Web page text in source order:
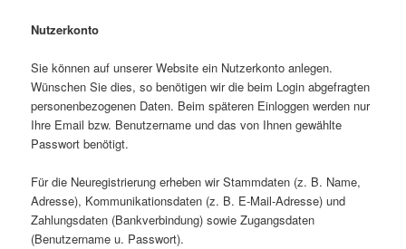
Nutzerkonto
Sie können auf unserer Website ein Nutzerkonto anlegen.
Wünschen Sie dies, so benötigen wir die beim Login abgefragten
personenbezogenen Daten. Beim späteren Einloggen werden nur
Ihre Email bzw. Benutzername und das von Ihnen gewählte
Passwort benötigt.
Für die Neuregistrierung erheben wir Stammdaten (z. B. Name,
Adresse), Kommunikationsdaten (z. B. E-Mail-Adresse) und
Zahlungsdaten (Bankverbindung) sowie Zugangsdaten
(Benutzername u. Passwort).